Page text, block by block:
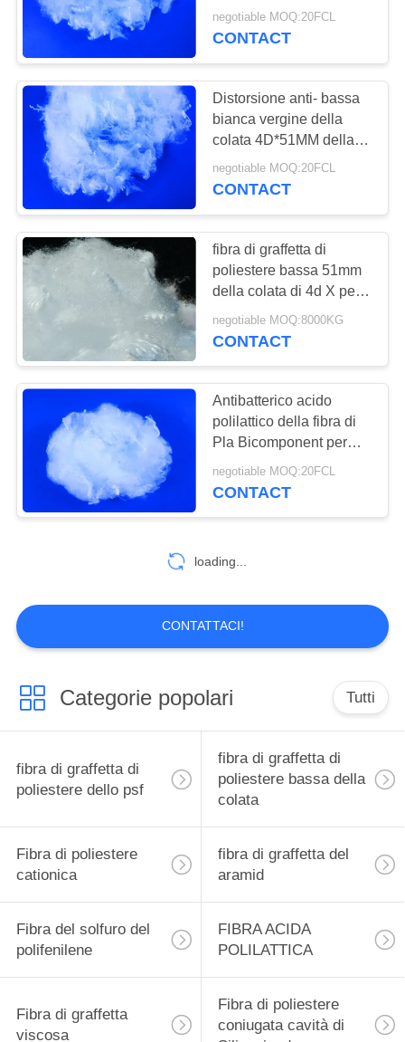
dell'animale domestico
32mm/38mm/51mm/64mm/
negotiable MOQ:20FCL
CONTACT
Distorsione anti- bassa
bianca vergine della
colata 4D*51MM della
fibra di graffetta di
poliestere di Psf
negotiable MOQ:20FCL
CONTACT
fibra di graffetta di
poliestere bassa 51mm
della colata di 4d X per
lettiera Mattess
negotiable MOQ:8000KG
CONTACT
Antibatterico acido
polilattico della fibra di
Pla Bicomponent per
tessuto non
negotiable MOQ:20FCL
CONTACT
loading...
CONTATTACI!
Categorie popolari Tutti
fibra di graffetta di
poliestere dello psf
fibra di graffetta di
poliestere bassa della
colata
Fibra di poliestere
cationica
fibra di graffetta del
aramid
Fibra del solfuro del
polifenilene
FIBRA ACIDA
POLILATTICA
Fibra di graffetta
viscosa
Fibra di poliestere
coniugata cavità di